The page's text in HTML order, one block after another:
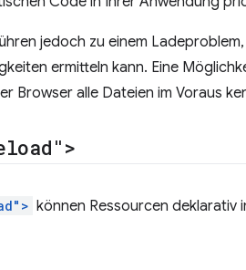
jedoch zu einem
ermitteln kann. Eine
Browser alle Dateien im Voraus
können Ressourcen